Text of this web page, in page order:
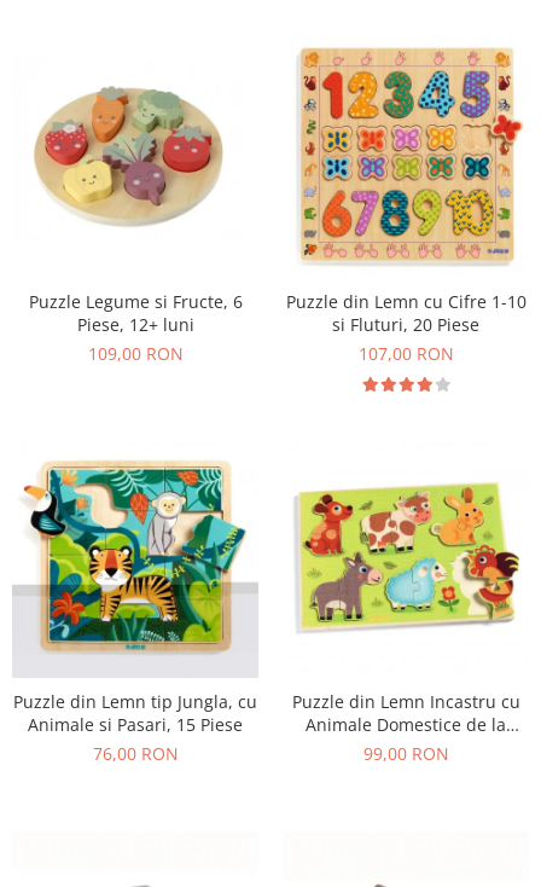
Puzzle Legume si Fructe, 6
Piese, 12+ luni
109,00 RON
Puzzle din Lemn cu Cifre 1-10
si Fluturi, 20 Piese
107,00 RON
Puzzle din Lemn tip Jungla, cu
Animale si Pasari, 15 Piese
76,00 RON
Puzzle din Lemn Incastru cu
Animale Domestice de la
Ferma, 12 Piese
99,00 RON